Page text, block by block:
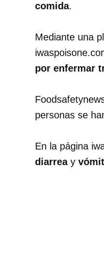
comida.
Mediante una
por enfermar
personas se
En la página
diarrea y